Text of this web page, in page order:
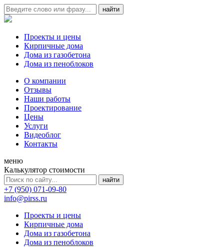
Проекты и цены
Кирпичные дома
Дома из газобетона
Дома из пеноблоков
О компании
Отзывы
Наши работы
Проектирование
Цены
Услуги
Видеоблог
Контакты
меню
Калькулятор стоимости
+7 (950) 071-09-80
info@pirss.ru
Проекты и цены
Кирпичные дома
Дома из газобетона
Дома из пеноблоков